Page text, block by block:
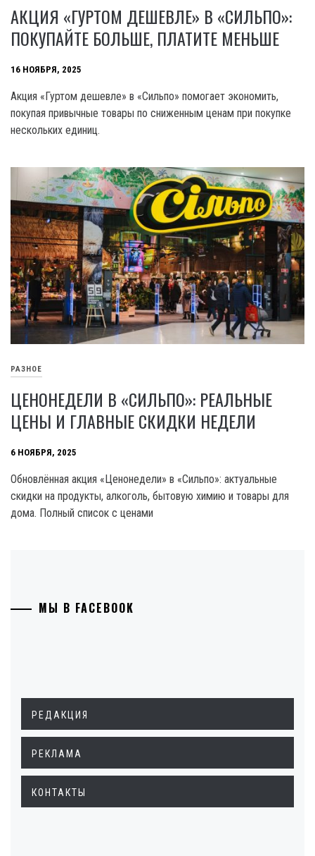
АКЦИЯ «ГУРТОМ ДЕШЕВЛЕ» В «СИЛЬПО»:
ПОКУПАЙТЕ БОЛЬШЕ, ПЛАТИТЕ МЕНЬШЕ
16 НОЯБРЯ, 2025
Акция «Гуртом дешевле» в «Сильпо» помогает экономить,
покупая привычные товары по сниженным ценам при покупке
нескольких единиц.
РАЗНОЕ
ЦЕНОНЕДЕЛИ В «СИЛЬПО»: РЕАЛЬНЫЕ
ЦЕНЫ И ГЛАВНЫЕ СКИДКИ НЕДЕЛИ
6 НОЯБРЯ, 2025
Обновлённая акция «Ценонедели» в «Сильпо»: актуальные
скидки на продукты, алкоголь, бытовую химию и товары для
дома. Полный список с ценами
МЫ В FACEBOOK
РЕДАКЦИЯ
РЕКЛАМА
КОНТАКТЫ